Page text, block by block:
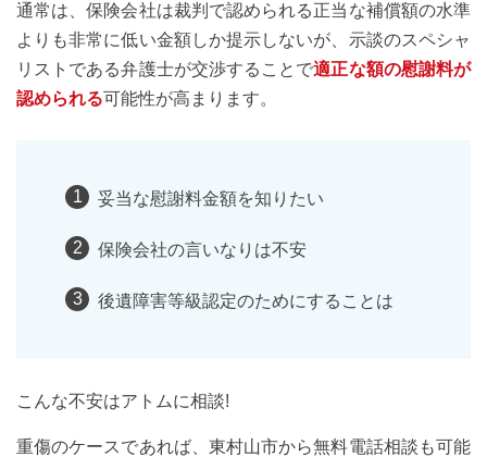
通常は、保険会社は裁判で認められる正当な補償額の水準
よりも非常に低い金額しか提示しないが、示談のスペシャ
リストである弁護士が交渉することで適正な額の慰謝料が
認められる可能性が高まります。
妥当な慰謝料金額を知りたい
保険会社の言いなりは不安
後遺障害等級認定のためにすることは
こんな不安はアトムに相談!
重傷のケースであれば、東村山市から無料電話相談も可能